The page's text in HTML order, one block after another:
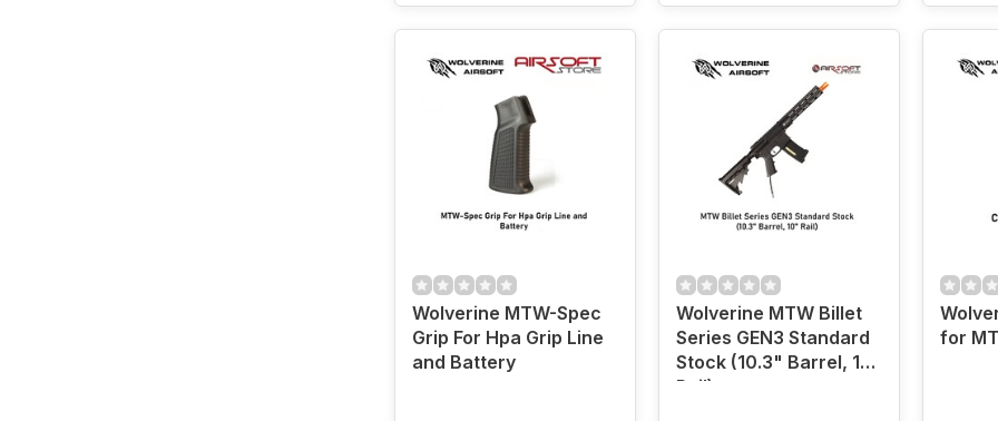
Wolverine MTW-Spec
Grip For Hpa Grip Line
and Battery
Wolverine MTW Billet
Series GEN3 Standard
Stock (10.3" Barrel, 10"
Rail)
for